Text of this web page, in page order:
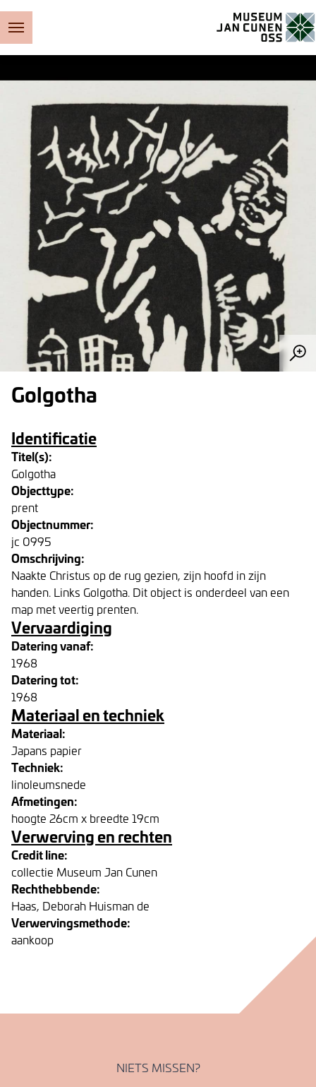
Golgotha
Identificatie
Titel(s):
Golgotha
Objecttype:
prent
Objectnummer:
jc 0995
Omschrijving:
Naakte Christus op de rug gezien, zijn hoofd in zijn
handen. Links Golgotha. Dit object is onderdeel van een
map met veertig prenten.
Vervaardiging
Datering vanaf:
1968
Datering tot:
1968
Materiaal en techniek
Materiaal:
Japans papier
Techniek:
linoleumsnede
Afmetingen:
hoogte 26cm x breedte 19cm
Verwerving en rechten
Credit line:
collectie Museum Jan Cunen
Rechthebbende:
Haas, Deborah Huisman de
Verwervingsmethode:
aankoop
NIETS MISSEN?